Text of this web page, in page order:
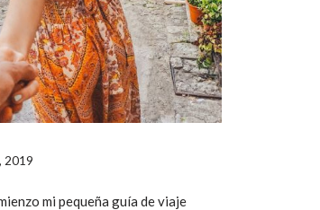
2019
mi pequeña guía de viaje